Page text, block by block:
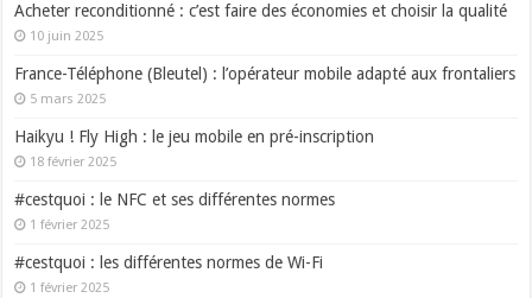
Acheter reconditionné : c’est faire des économies et choisir la qualité
10 juin 2025
France-Téléphone (Bleutel) : l’opérateur mobile adapté aux frontaliers
5 mars 2025
Haikyu ! Fly High : le jeu mobile en pré-inscription
18 février 2025
#cestquoi : le NFC et ses différentes normes
1 février 2025
#cestquoi : les différentes normes de Wi-Fi
1 février 2025